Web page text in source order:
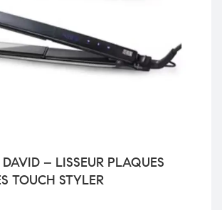
– LISSEUR PLAQUES
TOUCH STYLER